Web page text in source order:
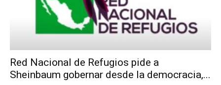
Red Nacional de Refugios pide a
Sheinbaum gobernar desde la democracia,...